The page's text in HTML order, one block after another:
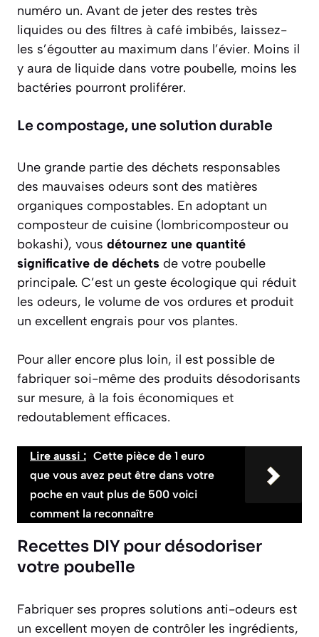
numéro un. Avant de jeter des restes très
liquides ou des filtres à café imbibés, laissez-
les s’égoutter au maximum dans l’évier. Moins il
y aura de liquide dans votre poubelle, moins les
bactéries pourront proliférer.
Le compostage, une solution durable
Une grande partie des déchets responsables
des mauvaises odeurs sont des matières
organiques compostables. En adoptant un
composteur de cuisine (lombricomposteur ou
bokashi), vous détournez une quantité
significative de déchets de votre poubelle
principale. C’est un geste écologique qui réduit
les odeurs, le volume de vos ordures et produit
un excellent engrais pour vos plantes.
Pour aller encore plus loin, il est possible de
fabriquer soi-même des produits désodorisants
sur mesure, à la fois économiques et
redoutablement efficaces.
Lire aussi : Cette pièce de 1 euro
que vous avez peut être dans votre
poche en vaut plus de 500 voici
comment la reconnaître
Recettes DIY pour désodoriser
votre poubelle
Fabriquer ses propres solutions anti-odeurs est
un excellent moyen de contrôler les ingrédients,